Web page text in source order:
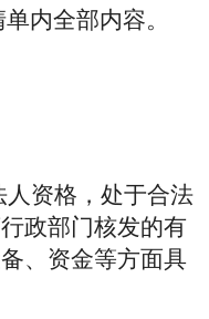
内全部内容。
资格，处于合法
政部门核发的有
、资金等方面具